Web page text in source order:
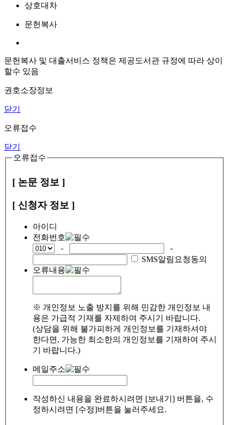
상호대차
문헌복사
문헌복사 및 대출서비스 정책은 제공도서관 규정에 따라 상이
할수 있음
권호소장정보
닫기
오류접수
닫기
오류접수
[ 논문 정보 ]
[ 신청자 정보 ]
아이디
전화번호
-
-
SMS알림요청동의
오류내용
※ 개인정보 노출 방지를 위해 민감한 개인정보 내
용은 가급적 기재를 자제하여 주시기 바랍니다.
(상담을 위해 불가피하게 개인정보를 기재하셔야
한다면, 가능한 최소한의 개인정보를 기재하여 주시
기 바랍니다.)
메일주소
작성하신 내용을 완료하시려면 [보내기] 버튼을, 수
정하시려면 [수정]버튼을 눌러주세요.